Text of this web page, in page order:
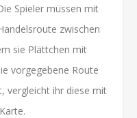
Spieler müssen mit
zwischen
sie Plättchen mit
vorgegebene Route
vergleicht ihr diese mit